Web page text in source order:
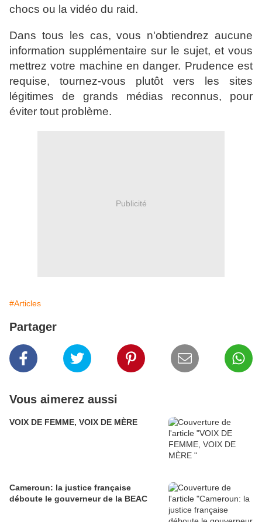
chocs ou la vidéo du raid.
Dans tous les cas, vous n'obtiendrez aucune
information supplémentaire sur le sujet, et vous
mettrez votre machine en danger. Prudence est
requise, tournez-vous plutôt vers les sites
légitimes de grands médias reconnus, pour
éviter tout problème.
Publicité
#Articles
Partager
Vous aimerez aussi
VOIX DE FEMME, VOIX DE MÈRE
Cameroun: la justice française
déboute le gouverneur de la BEAC